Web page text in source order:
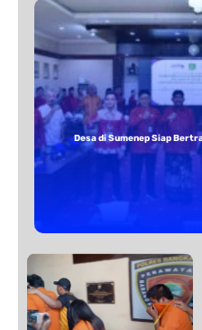
Desa di Sumenep Siap